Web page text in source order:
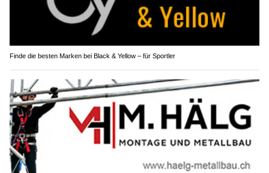
Finde die besten Marken bei Black & Yellow – für Sportler